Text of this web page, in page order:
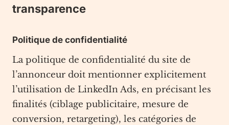
transparence
Politique de confidentialité
La politique de confidentialité du site de
l’annonceur doit mentionner explicitement
l’utilisation de LinkedIn Ads, en précisant les
finalités (ciblage publicitaire, mesure de
conversion, retargeting), les catégories de